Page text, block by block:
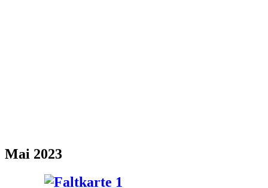
Mai 2023